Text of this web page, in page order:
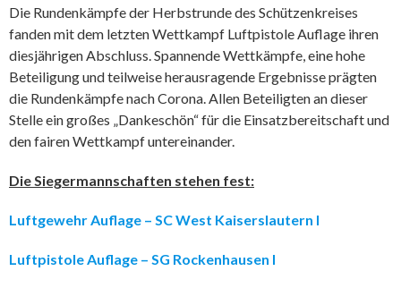
Die Rundenkämpfe der Herbstrunde des Schützenkreises
fanden mit dem letzten Wettkampf Luftpistole Auflage ihren
diesjährigen Abschluss. Spannende Wettkämpfe, eine hohe
Beteiligung und teilweise herausragende Ergebnisse prägten
die Rundenkämpfe nach Corona. Allen Beteiligten an dieser
Stelle ein großes „Dankeschön“ für die Einsatzbereitschaft und
den fairen Wettkampf untereinander.
Die Siegermannschaften stehen fest:
Luftgewehr Auflage – SC West Kaiserslautern I
Luftpistole Auflage – SG Rockenhausen I